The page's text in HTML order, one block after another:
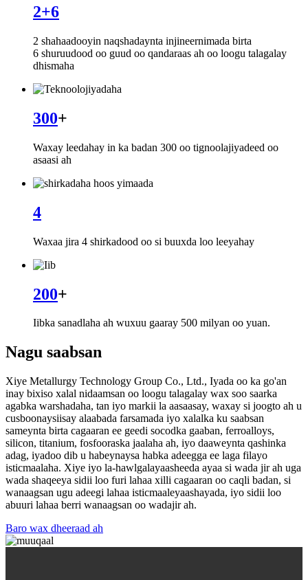
2+6
2 shahaadooyin naqshadaynta injineernimada birta
6 shuruudood oo guud oo qandaraas ah oo loogu talagalay
dhismaha
300+
Waxay leedahay in ka badan 300 oo tignoolajiyadeed oo
asaasi ah
4
Waxaa jira 4 shirkadood oo si buuxda loo leeyahay
200+
Iibka sanadlaha ah wuxuu gaaray 500 milyan oo yuan.
Nagu saabsan
Xiye Metallurgy Technology Group Co., Ltd., Iyada oo ka go'an
inay bixiso xalal nidaamsan oo loogu talagalay wax soo saarka
agabka warshadaha, tan iyo markii la aasaasay, waxay si joogto ah u
cusboonaysiisay alaabada farsamada iyo xalalka ku saabsan
sameynta birta cagaaran ee geedi socodka gaaban, ferroalloys,
silicon, titanium, fosfooraska jaalaha ah, iyo daaweynta qashinka
adag, iyadoo dib u habeynaysa habka adeegga ee laga filayo
isticmaalaha. Xiye iyo la-hawlgalayaasheeda ayaa si wada jir ah uga
wada shaqeeya sidii loo furi lahaa xilli cagaaran oo caqli badan, si
wanaagsan ugu adeegi lahaa isticmaaleyaashayada, iyo sidii loo
abuuri lahaa berri wanaagsan oo wadajir ah.
Baro wax dheeraad ah